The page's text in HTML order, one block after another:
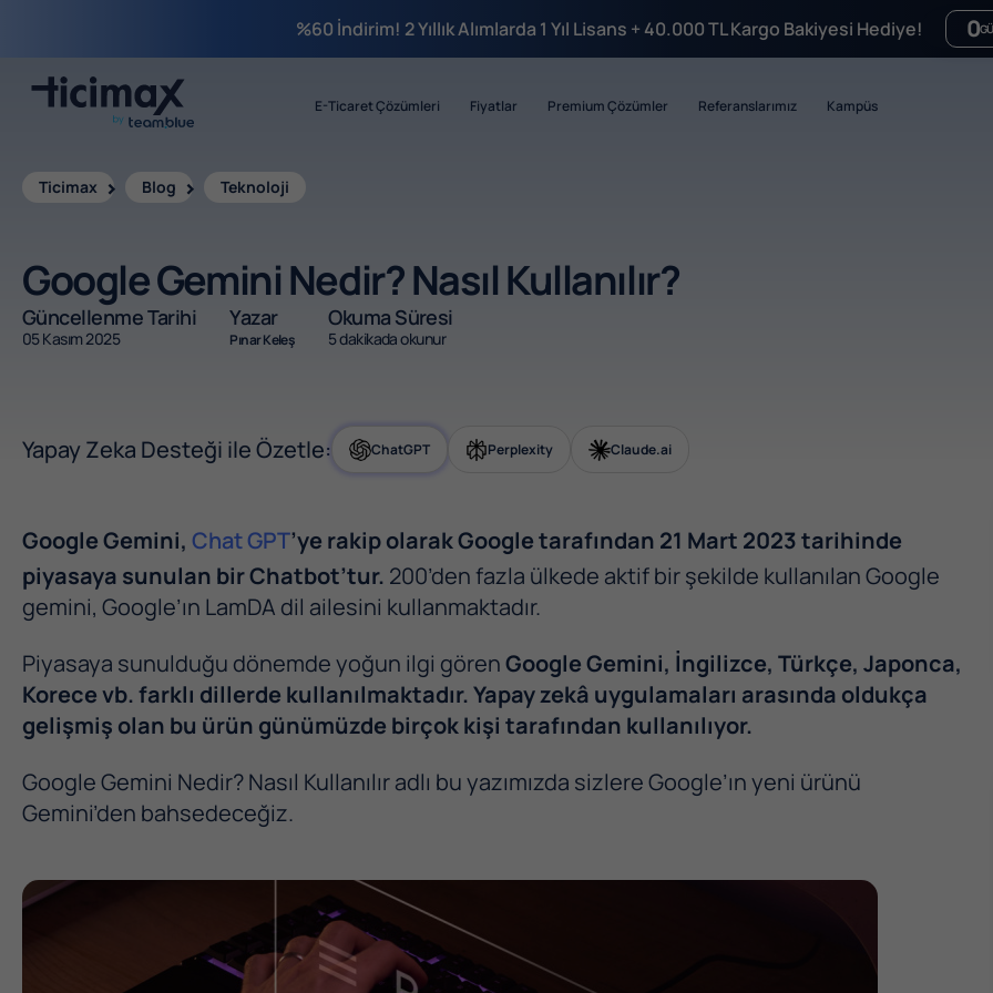
%60 İndirim! 2 Yıllık Alımlarda 1 Yıl Lisans + 40.000 TL Kargo Bakiyesi Hediye! 0
E-Ticaret Çözümleri Fiyatlar Premium Çözümler Referanslarımız Kampüs
Ticimax Blog Teknoloji
Google Gemini Nedir? Nasıl Kullanılır?
Güncellenme Tarihi
05 Kasım 2025
Yazar
Pınar Keleş
Okuma Süresi
5 dakikada okunur
Yapay Zeka Desteği ile Özetle: ChatGPT Perplexity Claude.ai
Google Gemini, Chat GPT’ye rakip olarak Google tarafından 21 Mart 2023 tarihinde
piyasaya sunulan bir Chatbot’tur. 200’den fazla ülkede aktif bir şekilde kullanılan Google
gemini, Google’ın LamDA dil ailesini kullanmaktadır.
Piyasaya sunulduğu dönemde yoğun ilgi görenGoogle Gemini, İngilizce, Türkçe, Japonca,
Korece vb. farklı dillerde kullanılmaktadır. Yapay zekâ uygulamaları arasında oldukça
gelişmiş olan bu ürün günümüzde birçok kişi tarafından kullanılıyor.
Google Gemini Nedir? Nasıl Kullanılır adlı bu yazımızda sizlere Google’ın yeni ürünü
Gemini’den bahsedeceğiz.